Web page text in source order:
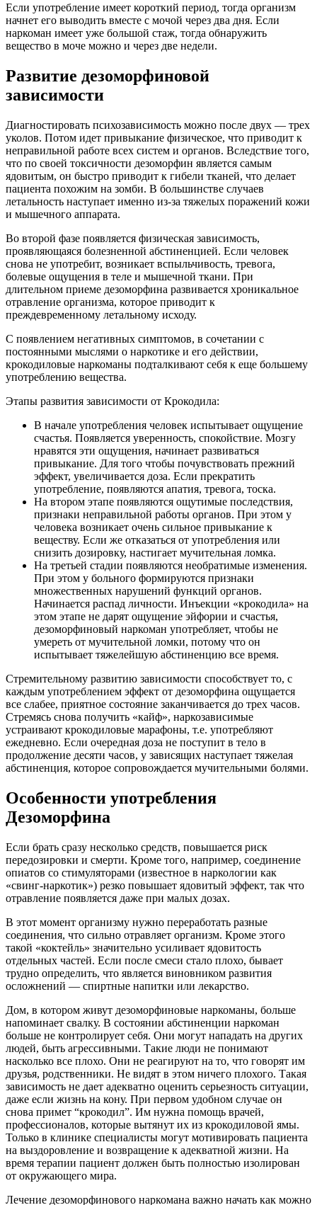
Если употребление имеет короткий период, тогда организм
начнет его выводить вместе с мочой через два дня. Если
наркоман имеет уже большой стаж, тогда обнаружить
вещество в моче можно и через две недели.
Развитие дезоморфиновой
зависимости
Диагностировать психозависимость можно после двух — трех
уколов. Потом идет привыкание физическое, что приводит к
неправильной работе всех систем и органов. Вследствие того,
что по своей токсичности дезоморфин является самым
ядовитым, он быстро приводит к гибели тканей, что делает
пациента похожим на зомби. В большинстве случаев
летальность наступает именно из-за тяжелых поражений кожи
и мышечного аппарата.
Во второй фазе появляется физическая зависимость,
проявляющаяся болезненной абстиненцией. Если человек
снова не употребит, возникает вспыльчивость, тревога,
болевые ощущения в теле и мышечной ткани. При
длительном приеме дезоморфина развивается хроникальное
отравление организма, которое приводит к
преждевременному летальному исходу.
С появлением негативных симптомов, в сочетании с
постоянными мыслями о наркотике и его действии,
крокодиловые наркоманы подталкивают себя к еще большему
употреблению вещества.
Этапы развития зависимости от Крокодила:
В начале употребления человек испытывает ощущение
счастья. Появляется уверенность, спокойствие. Мозгу
нравятся эти ощущения, начинает развиваться
привыкание. Для того чтобы почувствовать прежний
эффект, увеличивается доза. Если прекратить
употребление, появляются апатия, тревога, тоска.
На втором этапе появляются ощутимые последствия,
признаки неправильной работы органов. При этом у
человека возникает очень сильное привыкание к
веществу. Если же отказаться от употребления или
снизить дозировку, настигает мучительная ломка.
На третьей стадии появляются необратимые изменения.
При этом у больного формируются признаки
множественных нарушений функций органов.
Начинается распад личности. Инъекции «крокодила» на
этом этапе не дарят ощущение эйфории и счастья,
дезоморфиновый наркоман употребляет, чтобы не
умереть от мучительной ломки, потому что он
испытывает тяжелейшую абстиненцию все время.
Стремительному развитию зависимости способствует то, с
каждым употреблением эффект от дезоморфина ощущается
все слабее, приятное состояние заканчивается до трех часов.
Стремясь снова получить «кайф», наркозависимые
устраивают крокодиловые марафоны, т.е. употребляют
ежедневно. Если очередная доза не поступит в тело в
продолжение десяти часов, у зависящих наступает тяжелая
абстиненция, которое сопровождается мучительными болями.
Особенности употребления
Дезоморфина
Если брать сразу несколько средств, повышается риск
передозировки и смерти. Кроме того, например, соединение
опиатов со стимуляторами (известное в наркологии как
«свинг-наркотик») резко повышает ядовитый эффект, так что
отравление появляется даже при малых дозах.
В этот момент организму нужно переработать разные
соединения, что сильно отравляет организм. Кроме этого
такой «коктейль» значительно усиливает ядовитость
отдельных частей. Если после смеси стало плохо, бывает
трудно определить, что является виновником развития
осложнений — спиртные напитки или лекарство.
Дом, в котором живут дезоморфиновые наркоманы, больше
напоминает свалку. В состоянии абстиненции наркоман
больше не контролирует себя. Они могут нападать на других
людей, быть агрессивными. Такие люди не понимают
насколько все плохо. Они не реагируют на то, что говорят им
друзья, родственники. Не видят в этом ничего плохого. Такая
зависимость не дает адекватно оценить серьезность ситуации,
даже если жизнь на кону. При первом удобном случае он
снова примет “крокодил”. Им нужна помощь врачей,
профессионалов, которые вытянут их из крокодиловой ямы.
Только в клинике специалисты могут мотивировать пациента
на выздоровление и возвращение к адекватной жизни. На
время терапии пациент должен быть полностью изолирован
от окружающего мира.
Лечение дезоморфинового наркомана важно начать как можно